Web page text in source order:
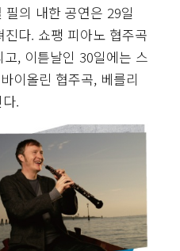
의 내한 공연은 29일
다. 쇼팽 피아노 협주곡
고, 이튿날인 30일에는 스
이올린 협주곡, 베를리
.